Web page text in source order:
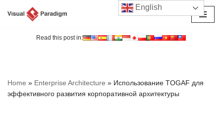
Read this post in:
Home » Enterprise Architecture » Использование TOGAF для
эффективного развития корпоративной архитектуры
English